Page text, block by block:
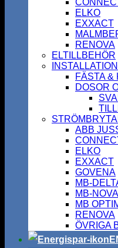
ELKO
EXXACT
RENOVA
ELTILLBEHÖR
FÄSTA &
DOSOR
ABB
ELKO
EXXACT
GOVENA
MB-
MB-NOVA
MB
RENOVA
ÖVRIGA